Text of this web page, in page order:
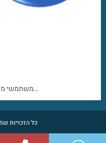
משתמשי מקבוק נהנים מאיכות צליל נקי, מדויק וחד…
כל הזכויות